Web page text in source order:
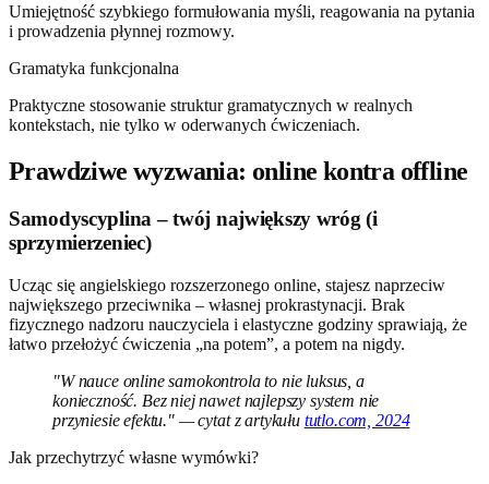
Umiejętność szybkiego formułowania myśli, reagowania na pytania
i prowadzenia płynnej rozmowy.
Gramatyka funkcjonalna
Praktyczne stosowanie struktur gramatycznych w realnych
kontekstach, nie tylko w oderwanych ćwiczeniach.
Prawdziwe wyzwania: online kontra offline
Samodyscyplina – twój największy wróg (i
sprzymierzeniec)
Ucząc się angielskiego rozszerzonego online, stajesz naprzeciw
największego przeciwnika – własnej prokrastynacji. Brak
fizycznego nadzoru nauczyciela i elastyczne godziny sprawiają, że
łatwo przełożyć ćwiczenia „na potem”, a potem na nigdy.
"W nauce online samokontrola to nie luksus, a
konieczność. Bez niej nawet najlepszy system nie
przyniesie efektu." — cytat z artykułu tutlo.com, 2024
Jak przechytrzyć własne wymówki?